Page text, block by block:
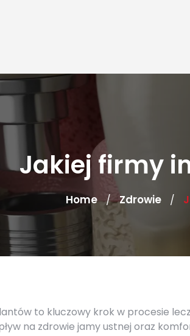
Jakiej firmy
Home / Zdrowie /
to kluczowy krok w procesie
na zdrowie jamy ustnej oraz